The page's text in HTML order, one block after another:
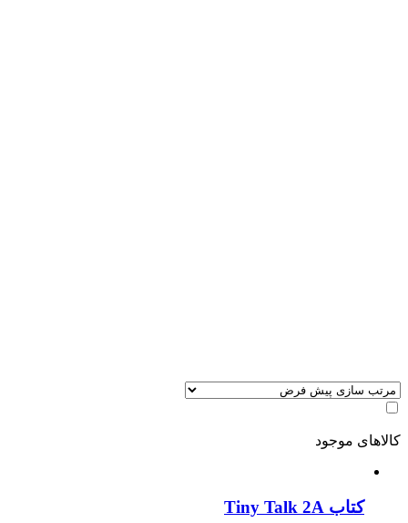
کالاهای موجود
کتاب Tiny Talk 2A